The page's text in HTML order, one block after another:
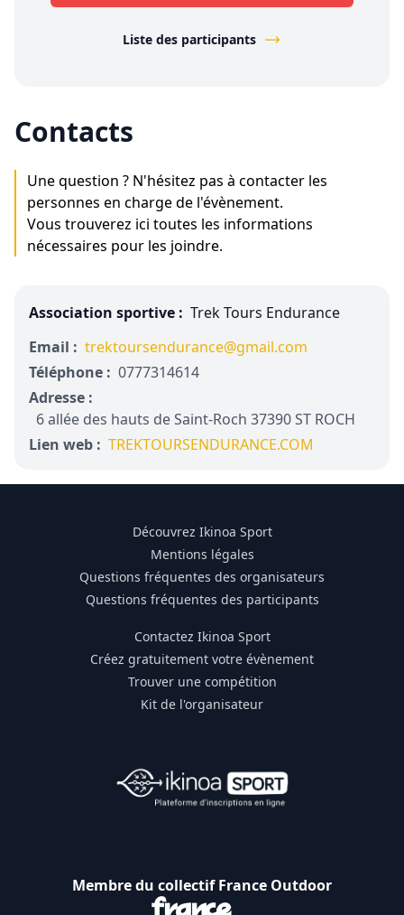
Liste des participants
Contacts
Une question ? N'hésitez pas à contacter les
personnes en charge de l'évènement.
Vous trouverez ici toutes les informations
nécessaires pour les joindre.
Association sportive : Trek Tours Endurance
Email : trektoursendurance@gmail.com
Téléphone : 0777314614
Adresse :
6 allée des hauts de Saint-Roch 37390 ST ROCH
Lien web : TREKTOURSENDURANCE.COM
Découvrez Ikinoa Sport
Mentions légales
Questions fréquentes des organisateurs
Questions fréquentes des participants
Contactez Ikinoa Sport
Créez gratuitement votre évènement
Trouver une compétition
Kit de l'organisateur
Membre du collectif France Outdoor